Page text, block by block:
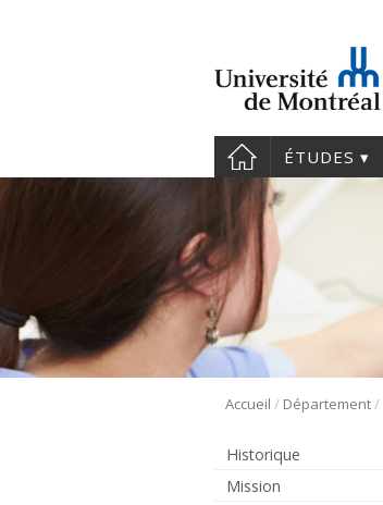
ÉTUDES
Accueil / Département/
Historique
Mission